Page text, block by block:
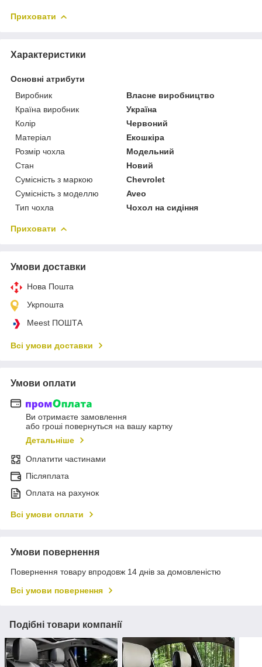
Приховати
Характеристики
Основні атрибути
Виробник
Власне виробництво
Країна виробник
Україна
Колір
Червоний
Матеріал
Екошкіра
Розмір чохла
Модельний
Стан
Новий
Сумісність з маркою
Chevrolet
Сумісність з моделлю
Aveo
Тип чохла
Чохол на сидіння
Приховати
Умови доставки
Нова Пошта
Укрпошта
Meest ПОШТА
Всі умови доставки
Умови оплати
Ви отримаєте замовлення
або гроші повернуться на вашу картку
Детальніше
Оплатити частинами
Післяплата
Оплата на рахунок
Всі умови оплати
Умови повернення
Повернення товару впродовж 14 днів за домовленістю
Всі умови повернення
Подібні товари компанії